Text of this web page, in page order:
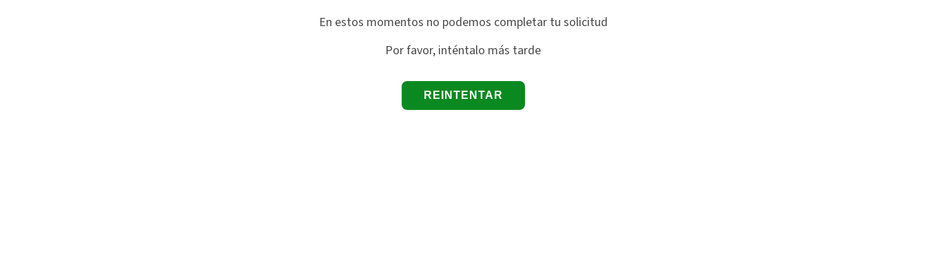
En estos momentos no podemos completar tu solicitud
Por favor, inténtalo más tarde
REINTENTAR